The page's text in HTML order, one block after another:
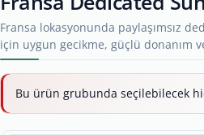
Fransa lokasyonunda paylaşımsız
için uygun gecikme, güçlü donanım
Bu ürün grubunda seçilebilecek